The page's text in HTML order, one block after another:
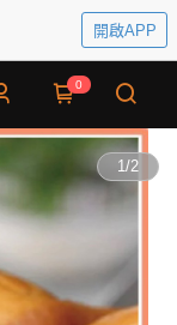
開啟APP
0
1/2